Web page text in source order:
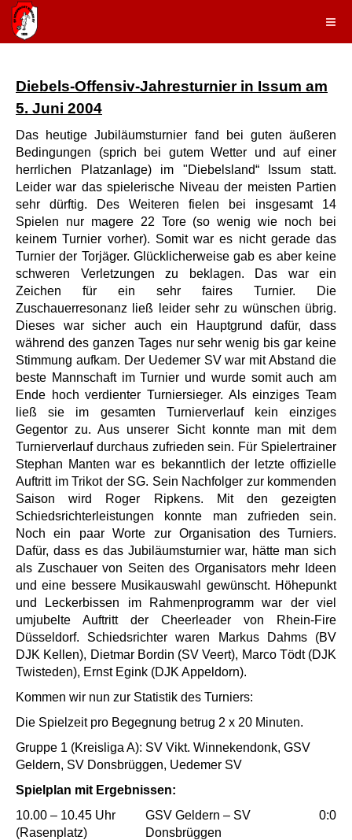
Diebels-Offensiv-Jahresturnier in Issum am
5. Juni 2004
Das heutige Jubiläumsturnier fand bei guten äußeren
Bedingungen (sprich bei gutem Wetter und auf einer
herrlichen Platzanlage) im "Diebelsland“ Issum statt.
Leider war das spielerische Niveau der meisten Partien
sehr dürftig. Des Weiteren fielen bei insgesamt 14
Spielen nur magere 22 Tore (so wenig wie noch bei
keinem Turnier vorher). Somit war es nicht gerade das
Turnier der Torjäger. Glücklicherweise gab es aber keine
schweren Verletzungen zu beklagen. Das war ein
Zeichen für ein sehr faires Turnier. Die
Zuschauerresonanz ließ leider sehr zu wünschen übrig.
Dieses war sicher auch ein Hauptgrund dafür, dass
während des ganzen Tages nur sehr wenig bis gar keine
Stimmung aufkam. Der Uedemer SV war mit Abstand die
beste Mannschaft im Turnier und wurde somit auch am
Ende hoch verdienter Turniersieger. Als einziges Team
ließ sie im gesamten Turnierverlauf kein einziges
Gegentor zu. Aus unserer Sicht konnte man mit dem
Turnierverlauf durchaus zufrieden sein. Für Spielertrainer
Stephan Manten war es bekanntlich der letzte offizielle
Auftritt im Trikot der SG. Sein Nachfolger zur kommenden
Saison wird Roger Ripkens. Mit den gezeigten
Schiedsrichterleistungen konnte man zufrieden sein.
Noch ein paar Worte zur Organisation des Turniers.
Dafür, dass es das Jubiläumsturnier war, hätte man sich
als Zuschauer von Seiten des Organisators mehr Ideen
und eine bessere Musikauswahl gewünscht. Höhepunkt
und Leckerbissen im Rahmenprogramm war der viel
umjubelte Auftritt der Cheerleader von Rhein-Fire
Düsseldorf. Schiedsrichter waren Markus Dahms (BV
DJK Kellen), Dietmar Bordin (SV Veert), Marco Tödt (DJK
Twisteden), Ernst Egink (DJK Appeldorn).
Kommen wir nun zur Statistik des Turniers:
Die Spielzeit pro Begegnung betrug 2 x 20 Minuten.
Gruppe 1 (Kreisliga A): SV Vikt. Winnekendonk, GSV
Geldern, SV Donsbrüggen, Uedemer SV
Spielplan mit Ergebnissen:
10.00 – 10.45 Uhr
(Rasenplatz)
GSV Geldern – SV
Donsbrüggen
0:0